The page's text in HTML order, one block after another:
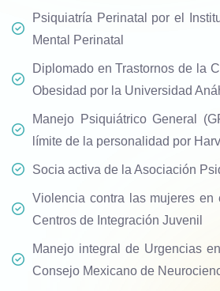
Psiquiatría Perinatal por el
Mental Perinatal
Diplomado en Trastornos de la
Obesidad por la Universidad
Manejo Psiquiátrico General
límite de la personalidad por
Socia activa de la Asociación
Violencia contra las mujeres en
Centros de Integración Juvenil
Manejo integral de Urgencias
Consejo Mexicano de